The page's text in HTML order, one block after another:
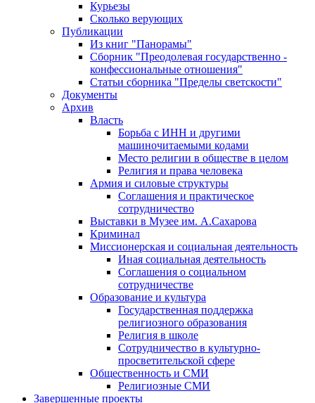
Курьезы
Сколько верующих
Публикации
Из книг "Панорамы"
Сборник "Преодолевая государственно -
конфессиональные отношения"
Статьи сборника "Пределы светскости"
Документы
Архив
Власть
Борьба с ИНН и другими
машиночитаемыми кодами
Место религии в обществе в целом
Религия и права человека
Армия и силовые структуры
Соглашения и практическое
сотрудничество
Выставки в Музее им. А.Сахарова
Криминал
Миссионерская и социальная деятельность
Иная социальная деятельность
Соглашения о социальном
сотрудничестве
Образование и культура
Государственная поддержка
религиозного образования
Религия в школе
Сотрудничество в культурно-
просветительской сфере
Общественность и СМИ
Религиозные СМИ
Завершенные проекты